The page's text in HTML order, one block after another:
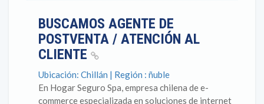
BUSCAMOS AGENTE DE
POSTVENTA / ATENCIÓN AL
CLIENTE
Ubicación: Chillán | Región : ñuble
En Hogar Seguro Spa, empresa chilena de e-
commerce especializada en soluciones de internet